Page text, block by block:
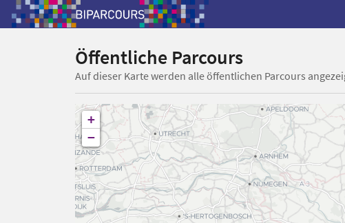
Öffentliche Parcours
Auf dieser Karte werden alle öffentlichen Parcours
+
−